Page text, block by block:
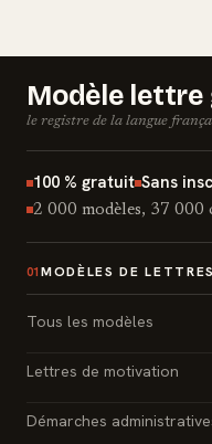
Modèle
le registre de la langue
100 % gratuit Sans
2 000 modèles, 37 000
01 MODÈLES DE LETTRES
Tous les modèles
Lettres de motivation
Démarches